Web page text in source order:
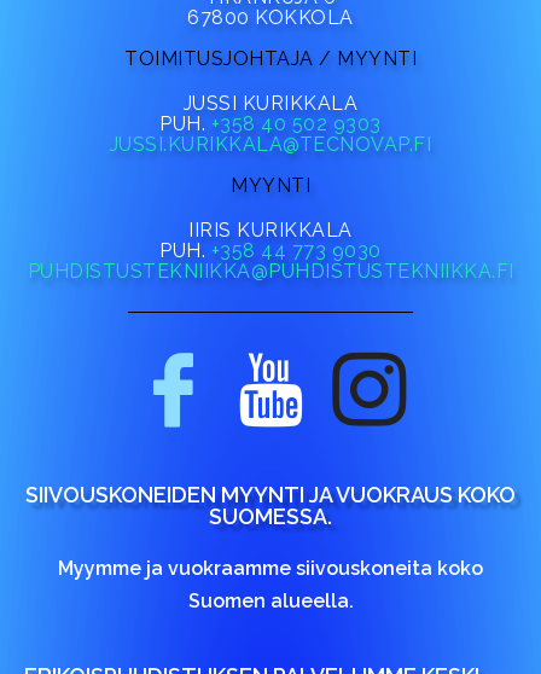
67800 KOKKOLA
TOIMITUSJOHTAJA / MYYNTI
JUSSI KURIKKALA
PUH. +358 40 502 9303
JUSSI.KURIKKALA@TECNOVAP.FI
MYYNTI
IIRIS KURIKKALA
PUH. +358 44 773 9030
PUHDISTUSTEKNIIKKA@PUHDISTUSTEKNIIKKA.FI
SIIVOUSKONEIDEN MYYNTI JA VUOKRAUS KOKO
SUOMESSA.
Myymme ja vuokraamme siivouskoneita koko
Suomen alueella.